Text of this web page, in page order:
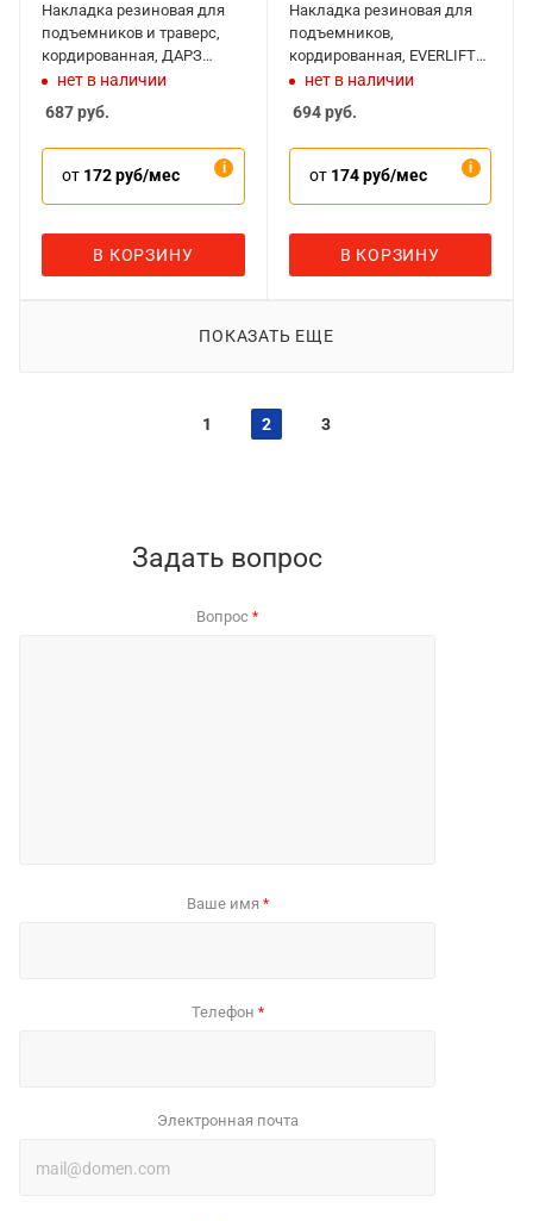
Накладка резиновая для
подъемников и траверс,
кордированная, ДАРЗ
1007К
нет в наличии
687руб.
от 172 руб/мес
В КОРЗИНУ
Накладка резиновая для
подъемников,
кордированная, EVERLIFT
1042К
нет в наличии
694руб.
от 174 руб/мес
В КОРЗИНУ
ПОКАЗАТЬ ЕЩЕ
1 2 3
Задать вопрос
Вопрос *
Ваше имя *
Телефон *
Электронная почта